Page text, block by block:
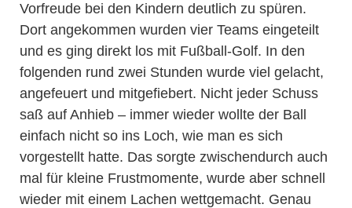
Vorfreude bei den Kindern deutlich zu spüren.
Dort angekommen wurden vier Teams eingeteilt
und es ging direkt los mit Fußball-Golf. In den
folgenden rund zwei Stunden wurde viel gelacht,
angefeuert und mitgefiebert. Nicht jeder Schuss
saß auf Anhieb – immer wieder wollte der Ball
einfach nicht so ins Loch, wie man es sich
vorgestellt hatte. Das sorgte zwischendurch auch
mal für kleine Frustmomente, wurde aber schnell
wieder mit einem Lachen wettgemacht. Genau